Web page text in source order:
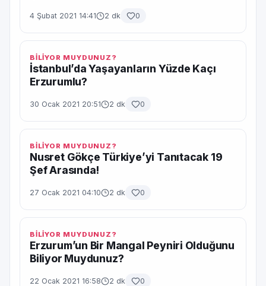
4 Şubat 2021 14:41 2 dk 0
BİLİYOR MUYDUNUZ?
İstanbul’da Yaşayanların Yüzde Kaçı
Erzurumlu?
30 Ocak 2021 20:51 2 dk 0
BİLİYOR MUYDUNUZ?
Nusret Gökçe Türkiye’yi Tanıtacak 19
Şef Arasında!
27 Ocak 2021 04:10 2 dk 0
BİLİYOR MUYDUNUZ?
Erzurum’un Bir Mangal Peyniri Olduğunu
Biliyor Muydunuz?
22 Ocak 2021 16:58 2 dk 0